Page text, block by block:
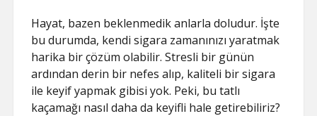
Hayat, bazen beklenmedik anlarla doludur. İşte
bu durumda, kendi sigara zamanınızı yaratmak
harika bir çözüm olabilir. Stresli bir günün
ardından derin bir nefes alıp, kaliteli bir sigara
ile keyif yapmak gibisi yok. Peki, bu tatlı
kaçamağı nasıl daha da keyifli hale getirebiliriz?